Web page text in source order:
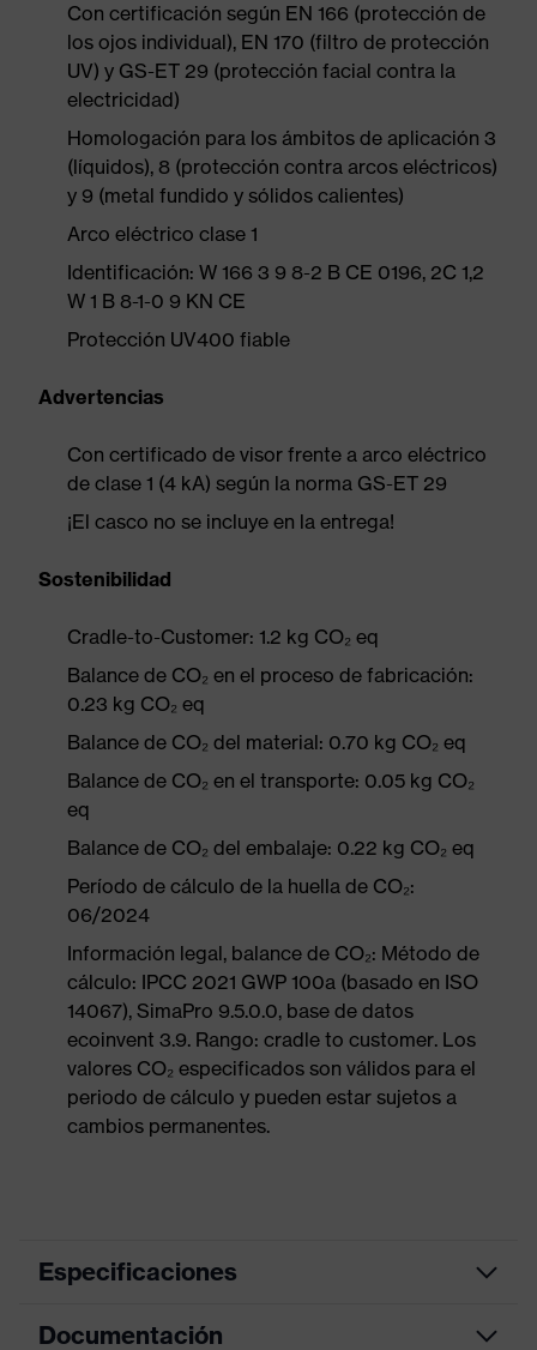
Con certificación según EN 166 (protección de
los ojos individual), EN 170 (filtro de protección
UV) y GS-ET 29 (protección facial contra la
electricidad)
Homologación para los ámbitos de aplicación 3
(líquidos), 8 (protección contra arcos eléctricos)
y 9 (metal fundido y sólidos calientes)
Arco eléctrico clase 1
Identificación: W 166 3 9 8-2 B CE 0196, 2C 1,2
W 1 B 8-1-0 9 KN CE
Protección UV400 fiable
Advertencias
Con certificado de visor frente a arco eléctrico
de clase 1 (4 kA) según la norma GS-ET 29
¡El casco no se incluye en la entrega!
Sostenibilidad
Cradle-to-Customer: 1.2 kg CO₂ eq
Balance de CO₂ en el proceso de fabricación:
0.23 kg CO₂ eq
Balance de CO₂ del material: 0.70 kg CO₂ eq
Balance de CO₂ en el transporte: 0.05 kg CO₂
eq
Balance de CO₂ del embalaje: 0.22 kg CO₂ eq
Período de cálculo de la huella de CO₂:
06/2024
Información legal, balance de CO₂: Método de
cálculo: IPCC 2021 GWP 100a (basado en ISO
14067), SimaPro 9.5.0.0, base de datos
ecoinvent 3.9. Rango: cradle to customer. Los
valores CO₂ especificados son válidos para el
periodo de cálculo y pueden estar sujetos a
cambios permanentes.
Especificaciones
color de
Documentación